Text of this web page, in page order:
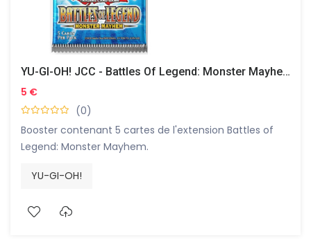
YU-GI-OH! JCC - Battles Of Legend: Monster Mayhem - Booster
5 €
(0)
Booster contenant 5 cartes de l'extension Battles of
Legend: Monster Mayhem.
YU-GI-OH!